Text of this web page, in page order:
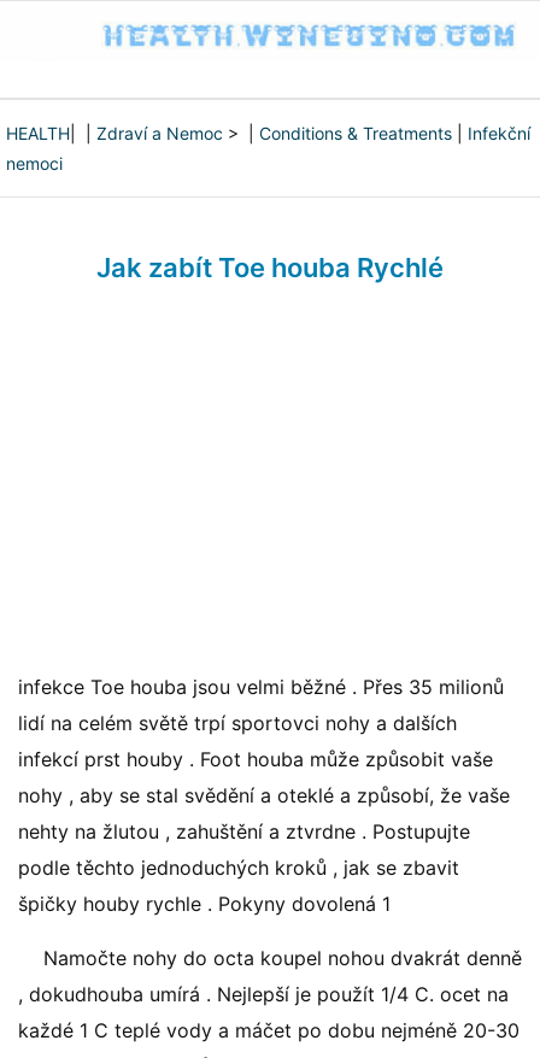
HEALTH Zdraví a Nemoc > | Conditions & Treatments
Infekční
nemoci
Jak zabít Toe houba Rychlé
infekce Toe houba jsou velmi běžné . Přes 35 milionů
lidí na celém světě trpí sportovci nohy a dalších
infekcí prst houby . Foot houba může způsobit vaše
nohy , aby se stal svědění a oteklé a způsobí, že vaše
nehty na žlutou , zahuštění a ztvrdne . Postupujte
podle těchto jednoduchých kroků , jak se zbavit
špičky houby rychle . Pokyny dovolená 1
Namočte nohy do octa koupel nohou dvakrát denně
, dokudhouba umírá . Nejlepší je použít 1/4 C. ocet na
každé 1 C teplé vody a máčet po dobu nejméně 20-30